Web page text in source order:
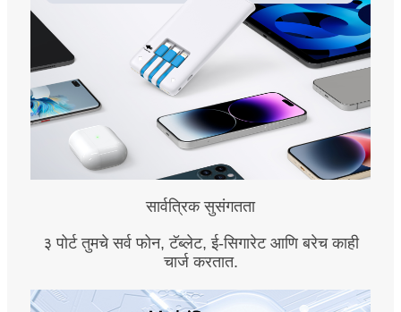
सार्वत्रिक सुसंगतता
३ पोर्ट तुमचे सर्व फोन, टॅब्लेट, ई-सिगारेट आणि बरेच काही
चार्ज करतात.